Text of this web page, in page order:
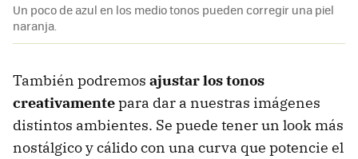
Un poco de azul en los medio tonos pueden corregir una piel
naranja.
También podremos ajustar los tonos
creativamentepara dar a nuestras imágenes
distintos ambientes. Se puede tener un look más
nostálgico y cálido con una curva que potencie el